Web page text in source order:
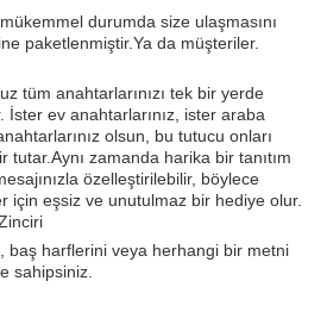
durumda size ulaşmasını
paketlenmiştir.Ya da müşteriler.
tüm anahtarlarınızı tek bir yerde
ev anahtarlarınız, ister araba
olsun, bu tutucu onları
tutar.Aynı zamanda harika bir tanıtım
özelleştirilebilir, böylece
için eşsiz ve unutulmaz bir hediye olur.
baş harflerini veya herhangi bir metni
sahipsiniz.